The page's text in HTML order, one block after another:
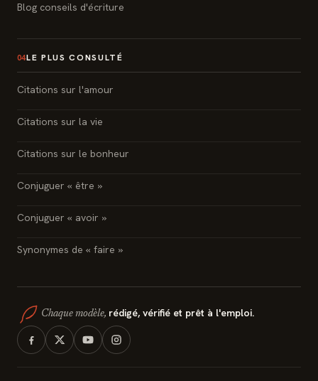
Blog conseils d'écriture
04LE PLUS CONSULTÉ
Citations sur l'amour
Citations sur la vie
Citations sur le bonheur
Conjuguer « être »
Conjuguer « avoir »
Synonymes de « faire »
Chaque modèle, rédigé, vérifié et prêt à l'emploi.